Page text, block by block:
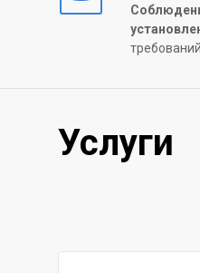
требований
Услуги